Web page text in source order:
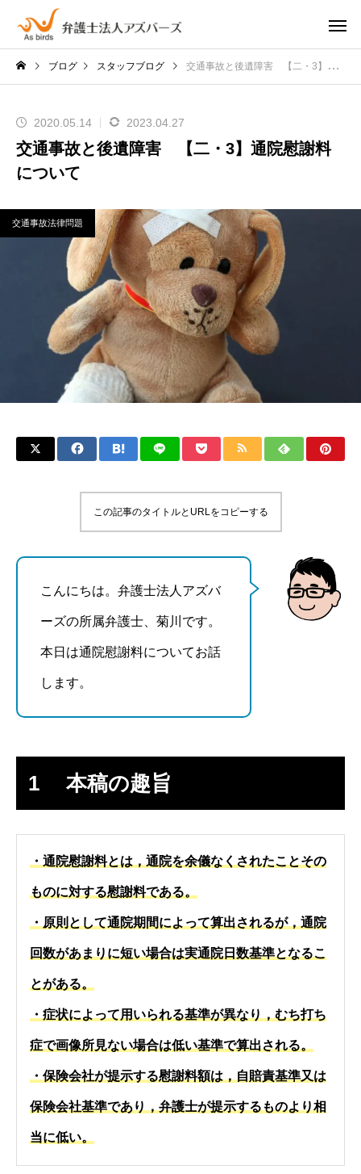
ブログ スタッフブログ 交通事故と後遺障害 【二・3】通院慰謝料について
2020.05.14 2023.04.27
交通事故と後遺障害 【二・3】通院慰謝料
について
交通事故法律問題
この記事のタイトルとURLをコピーする
こんにちは。弁護士法人アズバ
ーズの所属弁護士、菊川です。
本日は通院慰謝料についてお話
します。
1 本稿の趣旨
・通院慰謝料とは，通院を余儀なくされたことその
ものに対する慰謝料である。
・原則として通院期間によって算出されるが，通院
回数があまりに短い場合は実通院日数基準となるこ
とがある。
・症状によって用いられる基準が異なり，むち打ち
症で画像所見ない場合は低い基準で算出される。
・保険会社が提示する慰謝料額は，自賠責基準又は
保険会社基準であり，弁護士が提示するものより相
当に低い。